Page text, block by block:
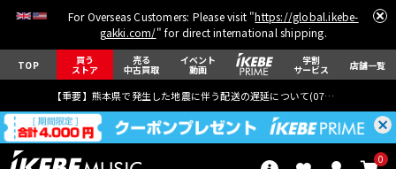
For Overseas Customers: Please visit "https://global.ikebe-
gakki.com/" for direct international shipping.
TOP 買う
ストア
売る
中古買取
イベント
動画
学割
サービス 店舗一覧
【重要】熊本県で発生した地震に伴う配送の遅延について(07月29日
0